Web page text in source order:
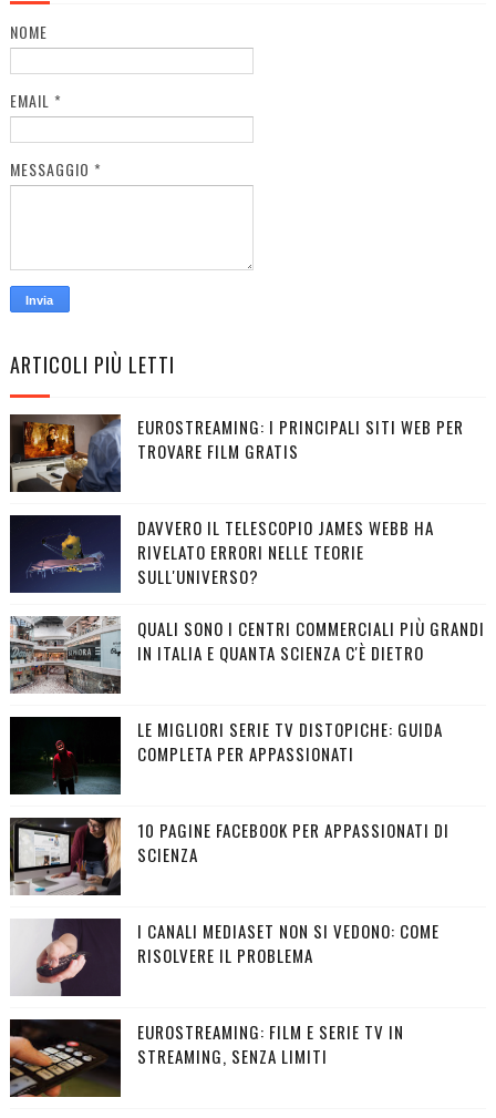
NOME
EMAIL *
MESSAGGIO *
ARTICOLI PIÙ LETTI
EUROSTREAMING: I PRINCIPALI SITI WEB PER
TROVARE FILM GRATIS
DAVVERO IL TELESCOPIO JAMES WEBB HA
RIVELATO ERRORI NELLE TEORIE
SULL'UNIVERSO?
QUALI SONO I CENTRI COMMERCIALI PIÙ GRANDI
IN ITALIA E QUANTA SCIENZA C'È DIETRO
LE MIGLIORI SERIE TV DISTOPICHE: GUIDA
COMPLETA PER APPASSIONATI
10 PAGINE FACEBOOK PER APPASSIONATI DI
SCIENZA
I CANALI MEDIASET NON SI VEDONO: COME
RISOLVERE IL PROBLEMA
EUROSTREAMING: FILM E SERIE TV IN
STREAMING, SENZA LIMITI